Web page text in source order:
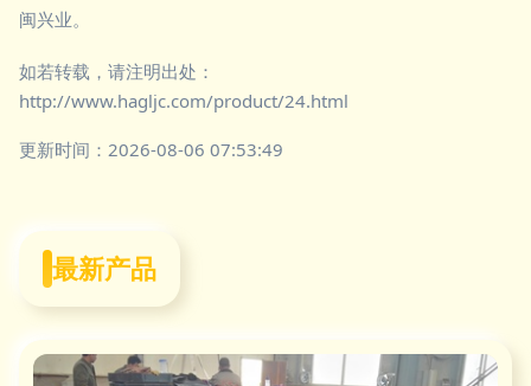
闽兴业。
如若转载，请注明出处：
http://www.hagljc.com/product/24.html
更新时间：2026-08-06 07:53:49
最新产品